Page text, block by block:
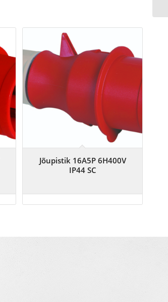
Jõupistik 16A5P 6H400V
IP44 SC